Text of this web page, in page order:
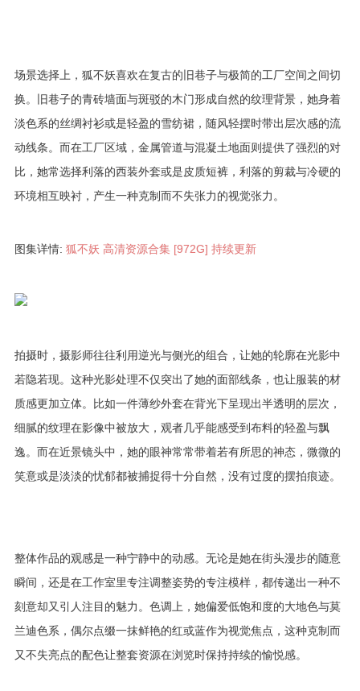
场景选择上，狐不妖喜欢在复古的旧巷子与极简的工厂空间之间切
换。旧巷子的青砖墙面与斑驳的木门形成自然的纹理背景，她身着
淡色系的丝绸衬衫或是轻盈的雪纺裙，随风轻摆时带出层次感的流
动线条。而在工厂区域，金属管道与混凝土地面则提供了强烈的对
比，她常选择利落的西装外套或是皮质短裤，利落的剪裁与冷硬的
环境相互映衬，产生一种克制而不失张力的视觉张力。
图集详情: 狐不妖 高清资源合集 [972G] 持续更新
拍摄时，摄影师往往利用逆光与侧光的组合，让她的轮廓在光影中
若隐若现。这种光影处理不仅突出了她的面部线条，也让服装的材
质感更加立体。比如一件薄纱外套在背光下呈现出半透明的层次，
细腻的纹理在影像中被放大，观者几乎能感受到布料的轻盈与飘
逸。而在近景镜头中，她的眼神常常带着若有所思的神态，微微的
笑意或是淡淡的忧郁都被捕捉得十分自然，没有过度的摆拍痕迹。
整体作品的观感是一种宁静中的动感。无论是她在街头漫步的随意
瞬间，还是在工作室里专注调整姿势的专注模样，都传递出一种不
刻意却又引人注目的魅力。色调上，她偏爱低饱和度的大地色与莫
兰迪色系，偶尔点缀一抹鲜艳的红或蓝作为视觉焦点，这种克制而
又不失亮点的配色让整套资源在浏览时保持持续的愉悦感。